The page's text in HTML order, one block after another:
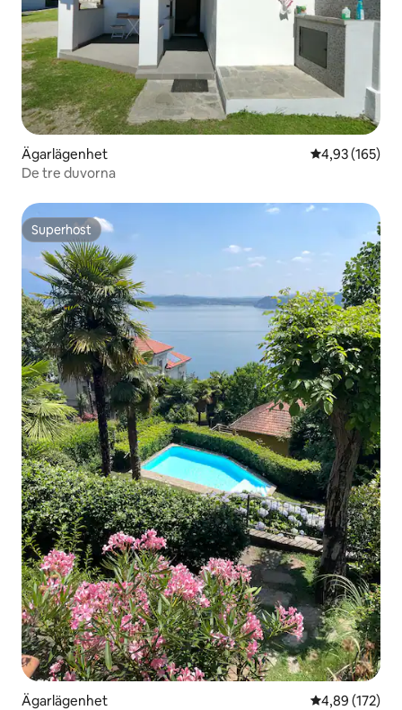
Ägarlägenhet 4,93 av 5 i
4,93 (165)
De tre duvorna
Superhost
Superhost
Ägarlägenhet 4,89 av 5 i
4,89 (172)